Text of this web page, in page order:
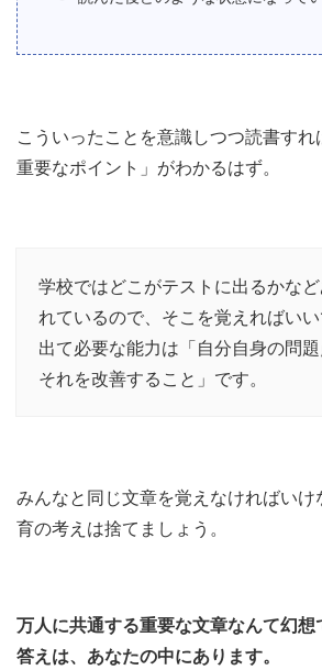
こういったことを意識しつつ読書す
重要なポイント」がわかるはず。
学校ではどこがテストに出るかな
れているので、そこを覚えればい
出て必要な能力は「自分自身の問題
それを改善すること」です。
みんなと同じ文章を覚えなければい
育の考えは捨てましょう。
万人に共通する重要な文章なんて幻想
答えは、あなたの中にあります。